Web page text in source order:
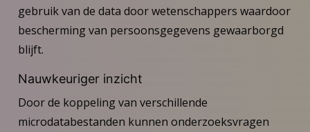
gebruik van de data door wetenschappers waardoor
bescherming van persoonsgegevens gewaarborgd
blijft.
Nauwkeuriger inzicht
Door de koppeling van verschillende
microdatabestanden kunnen onderzoeksvragen